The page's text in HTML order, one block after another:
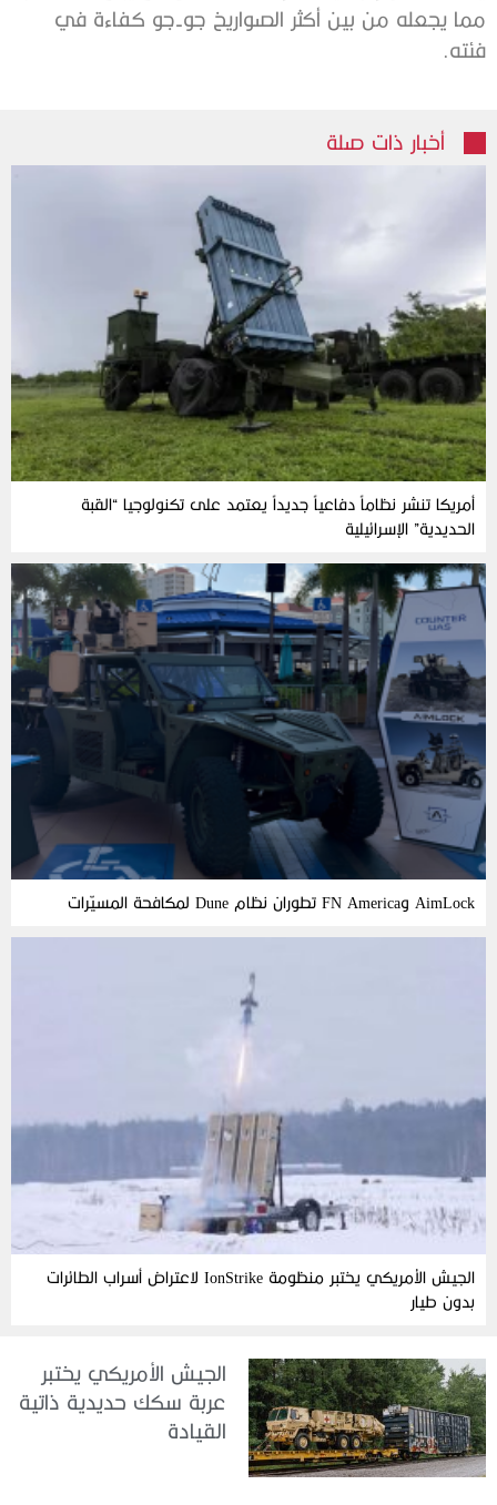
مما يجعله من بين أكثر الصواريخ جو-جو كفاءة في
فئته.
أخبار ذات صلة
أمريكا تنشر نظاماً دفاعياً جديداً يعتمد على تكنولوجيا “القبة
الحديدية” الإسرائيلية
AimLock وFN America تطوران نظام Dune لمكافحة المسيّرات
الجيش الأمريكي يختبر منظومة IonStrike لاعتراض أسراب الطائرات
بدون طيار
الجيش الأمريكي يختبر
عربة سكك حديدية ذاتية
القيادة